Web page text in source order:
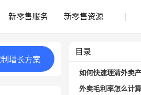
新零售服务 新零售资源
增长方案
目录